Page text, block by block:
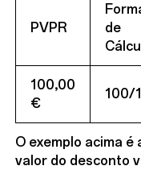
PVPR
de
100,00
€
100/
O exemplo acima
valor do desconto